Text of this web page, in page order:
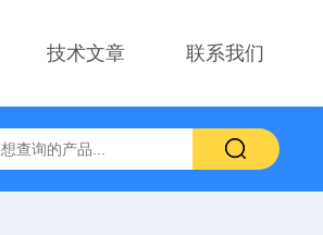
技术文章 联系我们
电动升降台、位移台 电动滑台升降桌